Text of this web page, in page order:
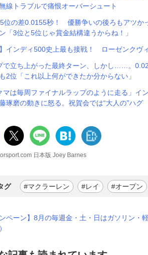
無線トラブルで痛恨オーバーシュート
位の差0.0155秒！ 優勝争いの後ろもアツか
「3位と5位じゃ賞金結構違うからね！」
】インディ500史上最も接戦！ ローゼンクヴ
で立ち上がった最終ターン、しかし……。
2位「これ以上何ができたか分からない」
マは毎周ファイナルラップのように走る」イ
琢磨の動きに怒る。祝賀会では“大人の”ハグ
日本版 Joey Barnes
グ #マクラーレン #レイ #オープン
ンペーン】8月の毎週金・土・日はガソリン